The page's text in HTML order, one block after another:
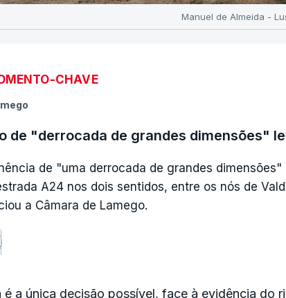
Manuel de Almeida -
CHAVE
de "derrocada de grandes dimensões"
de "uma derrocada de grandes
A24 nos dois sentidos, entre os nós de
a Câmara de Lamego.
é a única decisão possível, face à evidência do